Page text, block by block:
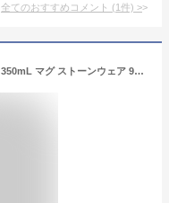
全てのおすすめコメント (1件) >
ル・クルーゼ Le Creuset マグカップ 350mL マグ ストーンウェア 91007235 Taza Caneca/ Mug Cup POLISHED CERAMIC 北欧 食器 プレゼント ギフト あす楽